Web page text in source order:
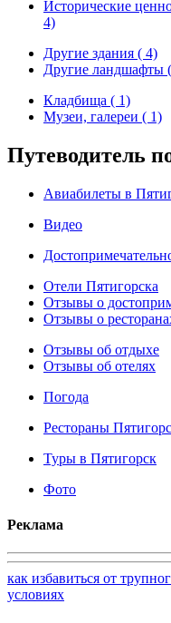
Исторические
4)
Другие здания ( 4)
Другие ландшафты
Кладбища ( 1)
Музеи, галереи ( 1)
Путеводитель
Авиабилеты в
Видео
Отели Пятигорска
Отзывы о
Отзывы о
Отзывы об отдыхе
Отзывы об отелях
Погода
Рестораны
Туры в Пятигорск
Фото
Реклама
как избавиться от
условиях